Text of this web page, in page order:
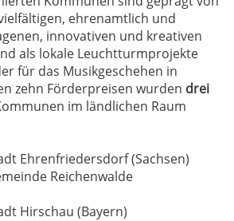
ehrenamtlich und
innovativen und kreativen
als lokale Leuchtturmprojekte
für das Musikgeschehen in
zehn Förderpreisen wurden drei
im ländlichen Raum
Ehrenfriedersdorf (Sachsen)
Reichenwalde
Hirschau (Bayern)